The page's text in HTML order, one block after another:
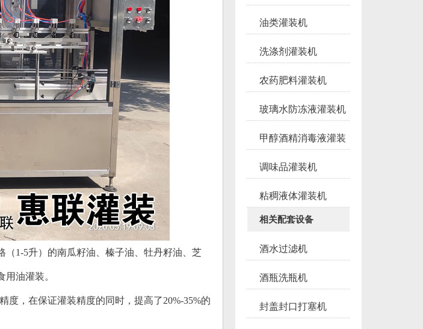
1-5升）的南瓜籽油、榛子油、牡丹籽油、芝
油灌装。
，在保证灌装精度的同时，提高了20%-35%的
油类灌装机
洗涤剂灌装机
农药肥料灌装机
玻璃水防冻液灌装机
甲醇酒精消毒液灌装
调味品灌装机
粘稠液体灌装机
相关配套设备
酒水过滤机
酒瓶洗瓶机
封盖封口打塞机